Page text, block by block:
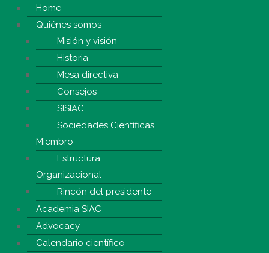
Home
Quiénes somos
Misión y visión
Historia
Mesa directiva
Consejos
SISIAC
Sociedades Científicas
Miembro
Estructura
Organizacional
Rincón del presidente
Academia SIAC
Advocacy
Calendario científico